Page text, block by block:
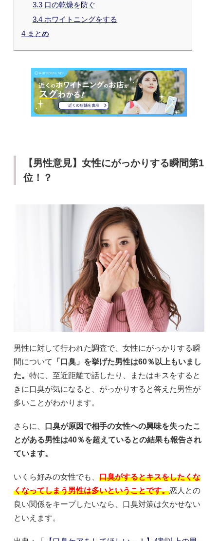
3.3口の乾燥を防ぐ
3.4ホワイトニングをする
4 まとめ
【男性意見】女性にがっかりする瞬間第1
位！？
男性に対して行われた調査で、女性にがっかりする瞬
間について
「口臭」を挙げた男性は60％以上もいまし
た。 特に、至近距離で話したり、またはキスをすると
きに口臭が気になると、がっかりすると答えた男性が
多いことがわかります。
さらに、
口臭が原因で相手の女性への興味を失ったこ
とがある男性は40％を超えているとの結果も報告され
ています。
いくら好みの女性でも、 口臭がするとキスをしたくな
くなってしまう男性は多いということです。恋人との
良い関係をキープしたいなら、口臭対策は欠かせない
といえます。